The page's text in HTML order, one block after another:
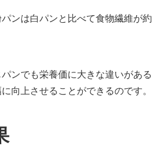
ンは白パンと比べて食物繊維が約
ンでも栄養価に大きな違いがある
向上させることができるのです。